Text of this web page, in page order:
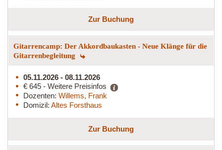
Zur Buchung
Gitarrencamp: Der Akkordbaukasten - Neue Klänge für die
Gitarrenbegleitung
05.11.2026 - 08.11.2026
€ 645 - Weitere Preisinfos
Dozenten: Willems, Frank
Domizil: Altes Forsthaus
Zur Buchung